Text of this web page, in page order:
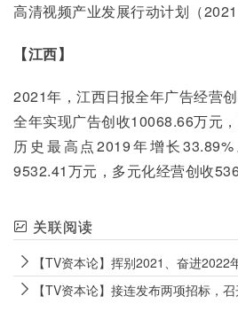
高清视频产业发展行动计划（2021
【江西】
2021年，江西日报全年广告经营
全年实现广告创收10068.66万元
历史最高点2019年增长
9532.41万元，多元化经营创收
关联阅读
【TV资本论】挥别2021、奋进2022年
【TV资本论】接连发布两项招标，召开“全国一网”整合和广电